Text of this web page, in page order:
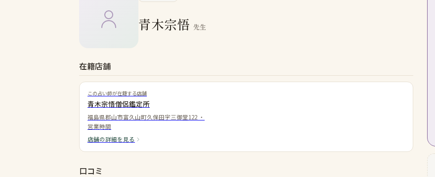
青木宗悟 先生
在籍店舗
この占い師が在籍する店舗
青木宗悟僧侶鑑定所
福島県郡山市富久山町久保田字三御堂122 ・
営業時間
店舗の詳細を見る
口コミ